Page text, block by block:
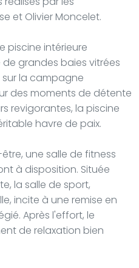
et Olivier Moncelet.
piscine intérieure
grandes baies vitrées
la campagne
des moments de détente
revigorantes, la piscine
havre de paix.
une salle de fitness
à disposition. Située
la salle de sport,
incite à une remise en
Après l'effort, le
de relaxation bien